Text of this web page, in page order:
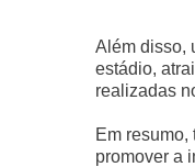
Além disso,
estádio,
realizadas
Em
promover a